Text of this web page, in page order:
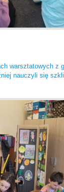
warsztatowych z
nauczyli się